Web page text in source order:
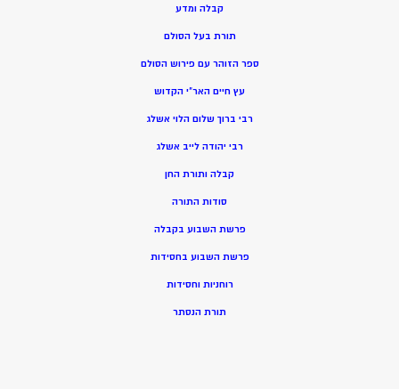
קבלה ומדע
תורת בעל הסולם
ספר הזוהר עם פירוש הסולם
עץ חיים האר”י הקדוש
רבי ברוך שלום הלוי אשלג
רבי יהודה לייב אשלג
קבלה ותורת החן
סודות התורה
פרשת השבוע בקבלה
פרשת השבוע בחסידות
רוחניות וחסידות
תורת הנסתר